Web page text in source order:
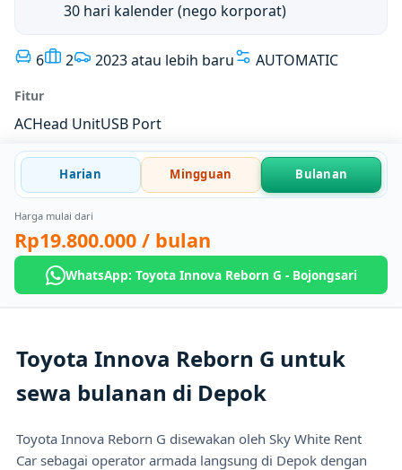
30 hari kalender (nego korporat)
6 2 2023 atau lebih baru AUTOMATIC
Fitur
ACHead UnitUSB Port
Harian Mingguan Bulanan
Harga mulai dari
Rp19.800.000 / bulan
WhatsApp: Toyota Innova Reborn G - Bojongsari
Toyota Innova Reborn G untuk
sewa bulanan di Depok
Toyota Innova Reborn G disewakan oleh Sky White Rent
Car sebagai operator armada langsung di Depok dengan